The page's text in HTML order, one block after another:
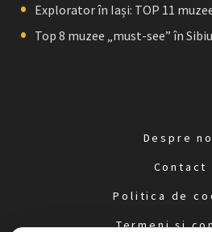
Explorator în Iași: TOP 11
Top 8 muzee „must-see” în Sibiu
Despre
Contact
Politica de
Termeni și